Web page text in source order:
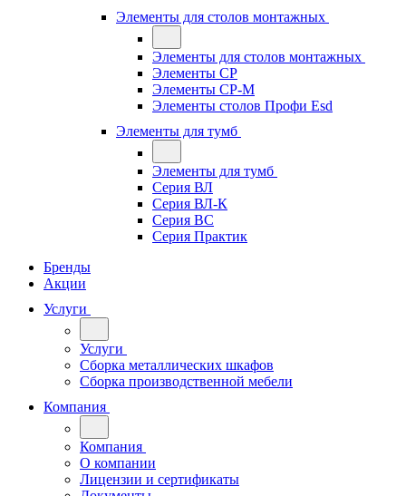
Элементы для столов монтажных
Элементы для столов монтажных
Элементы СР
Элементы СР-М
Элементы столов Профи Esd
Элементы для тумб
Элементы для тумб
Серия ВЛ
Серия ВЛ-К
Серия ВС
Серия Практик
Бренды
Акции
Услуги
Услуги
Сборка металлических шкафов
Сборка производственной мебели
Компания
Компания
О компании
Лицензии и сертификаты